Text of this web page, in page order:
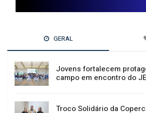
GERAL
Jovens fortalecem
campo em encontro do
Troco Solidário da